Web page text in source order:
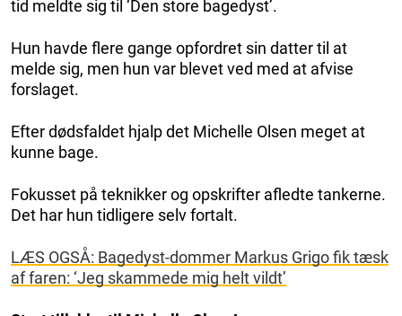
tid meldte sig til ‘Den store bagedyst’.
Hun havde flere gange opfordret sin datter til at
melde sig, men hun var blevet ved med at afvise
forslaget.
Efter dødsfaldet hjalp det Michelle Olsen meget at
kunne bage.
Fokusset på teknikker og opskrifter afledte tankerne.
Det har hun tidligere selv fortalt.
LÆS OGSÅ: Bagedyst-dommer Markus Grigo fik tæsk
af faren: ‘Jeg skammede mig helt vildt’